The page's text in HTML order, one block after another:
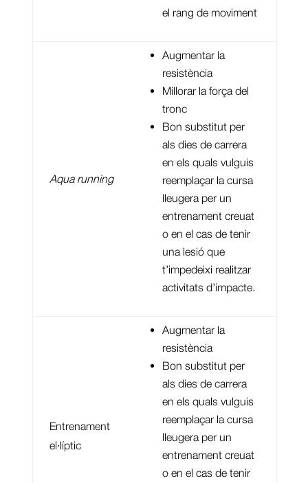
el rang de moviment
Aqua running
Augmentar la
resistència
Millorar la força del
tronc
Bon substitut per
als dies de carrera
en els quals vulguis
reemplaçar la cursa
lleugera per un
entrenament creuat
o en el cas de tenir
una lesió que
t’impedeixi realitzar
activitats d’impacte.
Entrenament
el·líptic
Augmentar la
resistència
Bon substitut per
als dies de carrera
en els quals vulguis
reemplaçar la cursa
lleugera per un
entrenament creuat
o en el cas de tenir